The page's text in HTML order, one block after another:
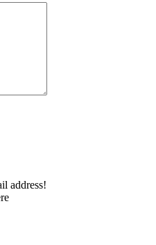
address!